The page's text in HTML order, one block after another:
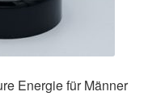
Energie für Männer